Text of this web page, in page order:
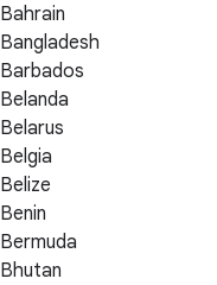
Bahrain
Bangladesh
Barbados
Belanda
Belarus
Belgia
Belize
Benin
Bermuda
Bhutan